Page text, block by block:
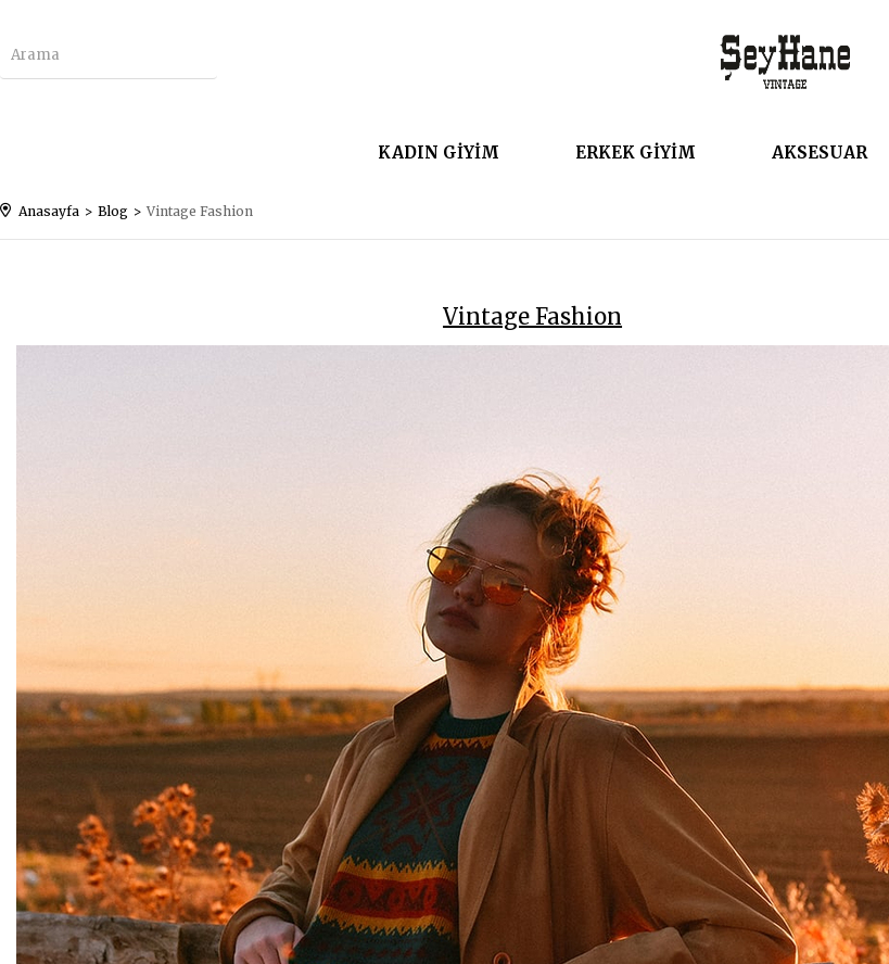
KADIN GİYİM ERKEK GİYİM AKSESUAR
Anasayfa Blog Vintage Fashion
Vintage Fashion